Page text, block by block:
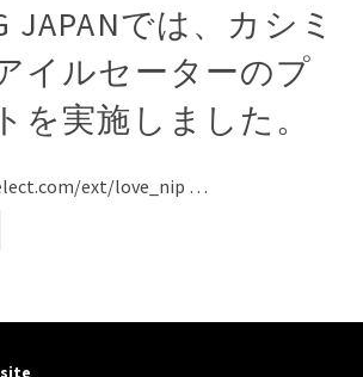
JAPANでは、カシミ
イルセーターのプ
を実施しました。
ext/love_nip …
site